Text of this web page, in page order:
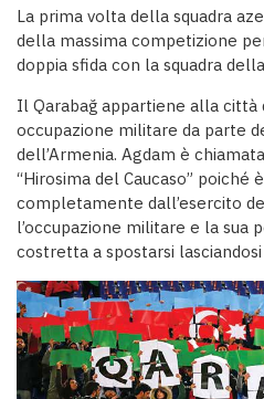
La prima volta della squadra
della massima competizione
doppia sfida con la squadra
Il Qarabağ appartiene alla città
occupazione militare da parte
dell’Armenia. Agdam è
“Hirosima del Caucaso” poiché
completamente dall’esercito
l’occupazione militare e la sua
costretta a spostarsi